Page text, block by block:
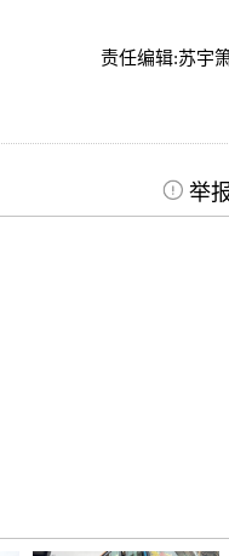
责任编辑:苏宇
举